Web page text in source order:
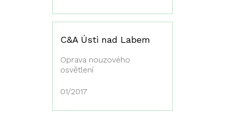
C&A Ústi nad Labem
Oprava nouzového
osvětlení
01/2017